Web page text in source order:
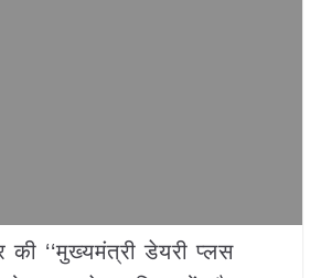
‘‘मुख्यमंत्री डेयरी प्लस